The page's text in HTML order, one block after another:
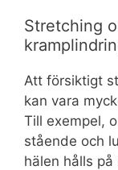
Stretching
Att försiktigt
kan vara
Till exempel,
stående och
hälen hålls